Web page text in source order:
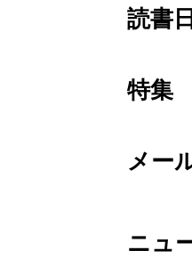
読書
特集
メー
ニュ